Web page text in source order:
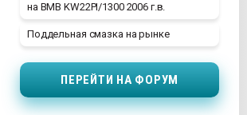
на BMB KW22PI/1300 2006 г.в.
Поддельная смазка на рынке
ПЕРЕЙТИ НА ФОРУМ